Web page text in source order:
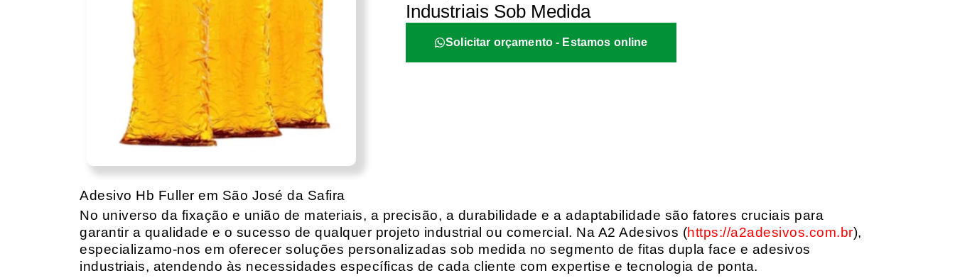
Industriais Sob Medida
Solicitar orçamento - Estamos online
Adesivo Hb Fuller em São José da Safira
No universo da fixação e união de materiais, a precisão, a durabilidade e a adaptabilidade são fatores cruciais para
garantir a qualidade e o sucesso de qualquer projeto industrial ou comercial. Na A2 Adesivos (https://a2adesivos.com.br),
especializamo-nos em oferecer soluções personalizadas sob medida no segmento de fitas dupla face e adesivos
industriais, atendendo às necessidades específicas de cada cliente com expertise e tecnologia de ponta.